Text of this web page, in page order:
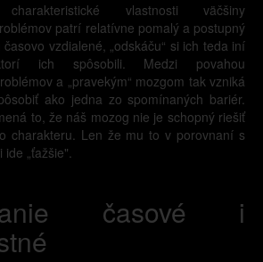
vlastnosti väčšiny
patrí relatívne pomalý a postupný
vzdialené, „odskáču“ si ich teda iní
ich spôsobili. Medzi povahou
a „pravekým“ mozgom tak vzniká
ako jedna zo spomínaných bariér.
to, že náš mozog nie je schopný riešiť
charakteru. Len že mu to v porovnaní s
„ťažšie".
časové i